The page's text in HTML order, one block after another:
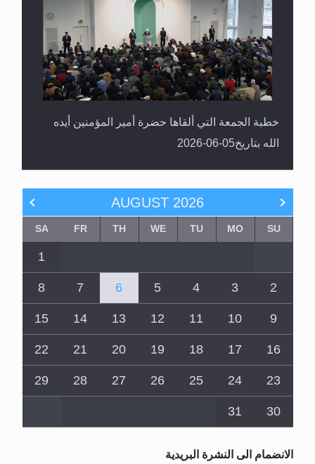
خطبة الجمعة التي ألقاها حضرة أمير المؤمنين أيده
الله بتاريخ05-06-2026
AUGUST 2026
SU
MO
TU
WE
TH
FR
SA
1
2
3
4
5
6
7
8
9
10
11
12
13
14
15
16
17
18
19
20
21
22
23
24
25
26
27
28
29
30
31
الانضمام الى النشرة البريدية